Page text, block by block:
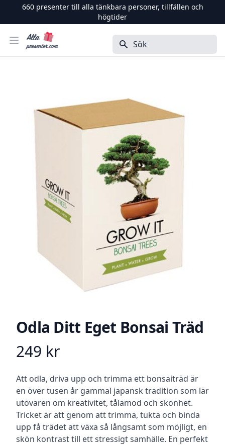
660presenter till alla tänkbara personer, tillfällen och
högtider
Öppna menyn
Alla Presenter Sök
Odla Ditt Eget Bonsai Träd
Product information
249 kr
Beskrivning
Att odla, driva upp och trimma ett bonsaiträd är
en över tusen år gammal japansk tradition som lär
utövaren om kreativitet, tålamod och skönhet.
Tricket är att genom att trimma, tukta och binda
upp få trädet att växa så långsamt som möjligt, en
skön kontrast till ett stressigt samhälle. En perfekt